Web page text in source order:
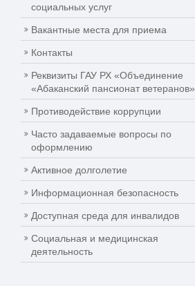
социальных услуг
Вакантные места для приема
Контакты
Реквизиты ГАУ РХ «Объединение
«Абаканский пансионат ветеранов»
Противодействие коррупции
Часто задаваемые вопросы по
оформлению
Активное долголетие
Информационная безопасность
Доступная среда для инвалидов
Социальная и медицинская
деятельность